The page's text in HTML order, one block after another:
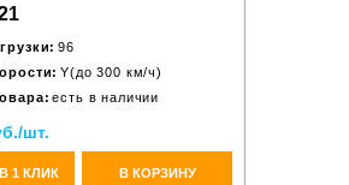
96
Y(до 300 км/ч)
есть в наличии
шт.
1 КЛИК В КОРЗИНУ